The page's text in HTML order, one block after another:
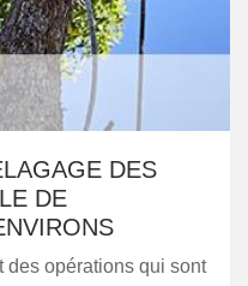
DES
DE
des opérations qui sont